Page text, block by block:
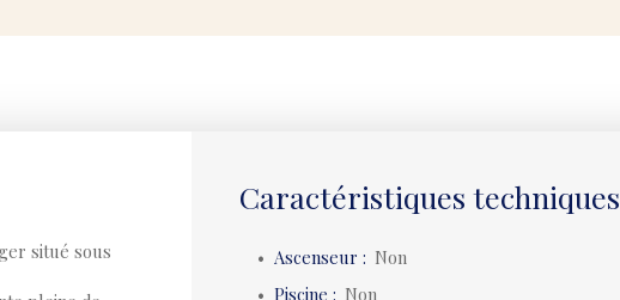
situé sous
Caractéristiques techniques
Ascenseur : Non
Piscine : Non